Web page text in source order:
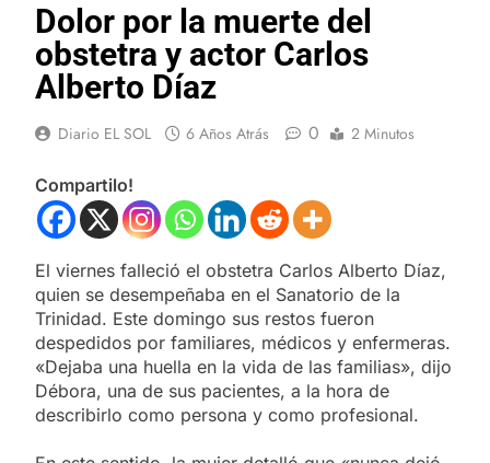
Dolor por la muerte del
obstetra y actor Carlos
Alberto Díaz
Diario EL SOL 6 Años Atrás 0 2 Minutos
Compartilo!
El viernes falleció el obstetra Carlos Alberto Díaz,
quien se desempeñaba en el Sanatorio de la
Trinidad. Este domingo sus restos fueron
despedidos por familiares, médicos y enfermeras.
«Dejaba una huella en la vida de las familias», dijo
Débora, una de sus pacientes, a la hora de
describirlo como persona y como profesional.